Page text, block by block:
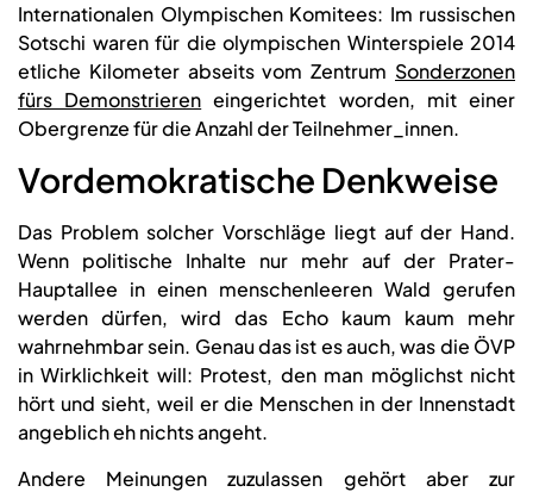
Internationalen Olympischen Komitees: Im russischen
Sotschi waren für die olympischen Winterspiele 2014
etliche Kilometer abseits vom Zentrum Sonderzonen
fürs Demonstrieren eingerichtet worden, mit einer
Obergrenze für die Anzahl der Teilnehmer_innen.
Vordemokratische Denkweise
Das Problem solcher Vorschläge liegt auf der Hand.
Wenn politische Inhalte nur mehr auf der Prater-
Hauptallee in einen menschenleeren Wald gerufen
werden dürfen, wird das Echo kaum kaum mehr
wahrnehmbar sein. Genau das ist es auch, was die ÖVP
in Wirklichkeit will: Protest, den man möglichst nicht
hört und sieht, weil er die Menschen in der Innenstadt
angeblich eh nichts angeht.
Andere Meinungen zuzulassen gehört aber zur